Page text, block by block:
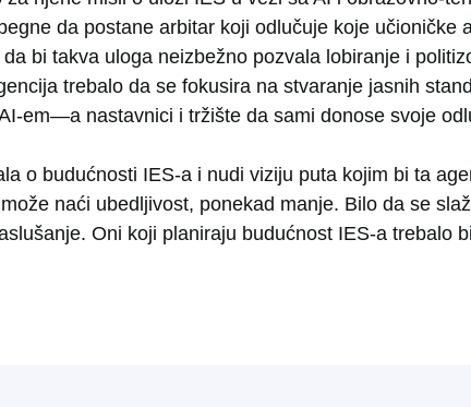
da postane arbitar koji odlučuje koje učioničke
da bi takva uloga neizbežno pozvala lobiranje i
trebalo da se fokusira na stvaranje jasnih
em—a nastavnici i tržište da sami donose svoje
o budućnosti IES-a i nudi viziju puta kojim bi ta
naći ubedljivost, ponekad manje. Bilo da se
Oni koji planiraju budućnost IES-a trebalo